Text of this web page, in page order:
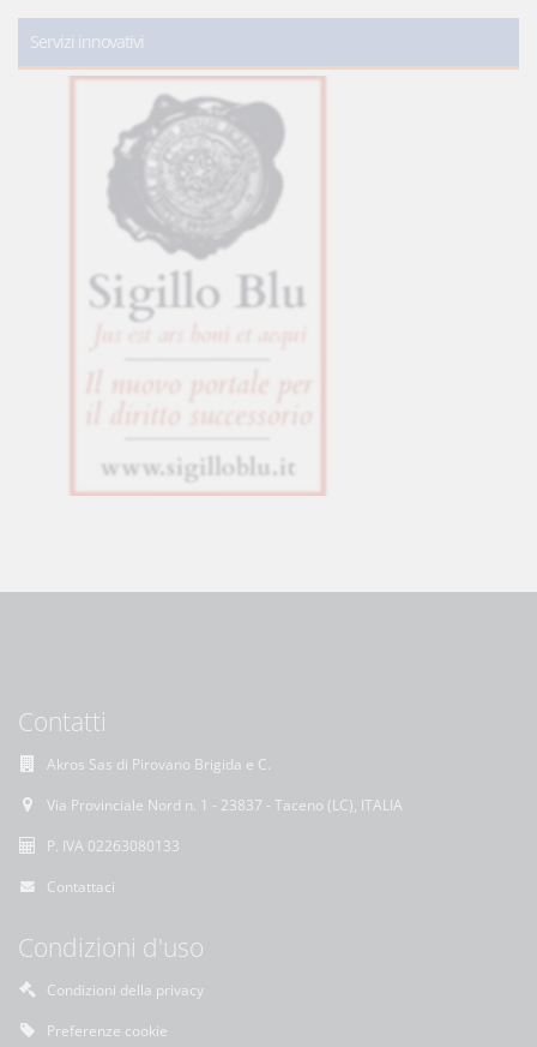
Servizi innovativi
Contatti
Akros Sas di Pirovano Brigida e C.
Via Provinciale Nord n. 1 - 23837 - Taceno (LC), ITALIA
P. IVA 02263080133
Contattaci
Condizioni d'uso
Condizioni della privacy
Preferenze cookie